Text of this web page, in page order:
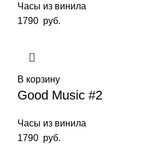
Часы из винила
1790 руб.
В корзину
Good Music #2
Часы из винила
1790 руб.